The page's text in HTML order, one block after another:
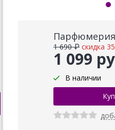
Парфюмерия
1 099
1 690 ₽ скидка
В наличии